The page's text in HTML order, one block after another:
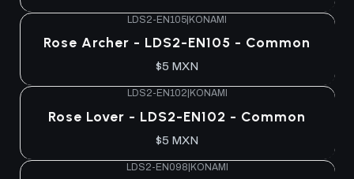
LDS2-EN105 KONAMI
Rose Archer - LDS2-EN105 - Common
$5 MXN
LDS2-EN102 KONAMI
Rose Lover - LDS2-EN102 - Common
$5 MXN
LDS2-EN098|KONAMI